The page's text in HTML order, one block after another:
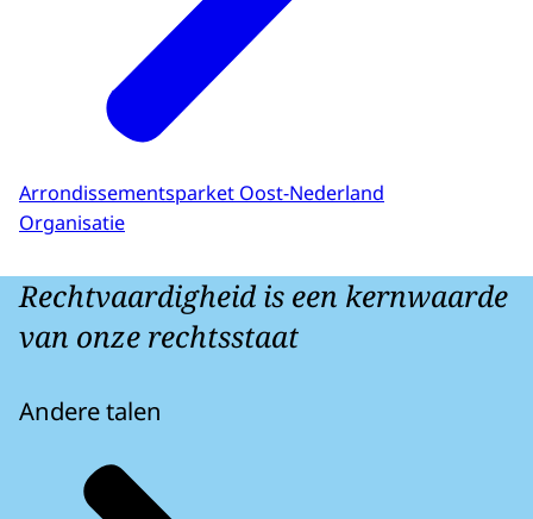
Arrondissementsparket Oost-Nederland
Organisatie
Rechtvaardigheid is een kernwaarde
van onze rechtsstaat
Andere talen